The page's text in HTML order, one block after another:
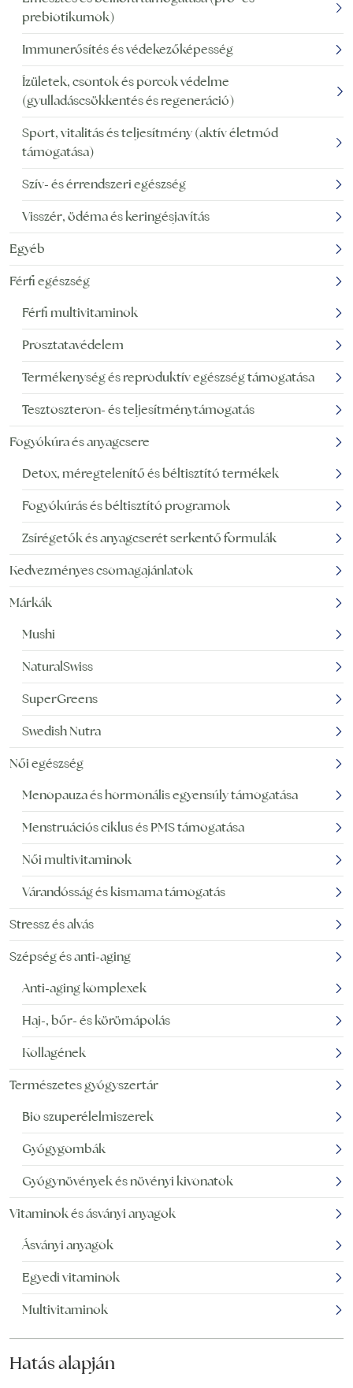
prebiotikumok)
Immunerősítés és védekezőképesség
Ízületek, csontok és porcok védelme
(gyulladáscsökkentés és regeneráció)
Sport, vitalitás és teljesítmény (aktív életmód
támogatása)
Szív- és érrendszeri egészség
Visszér, ödéma és keringésjavítás
Egyéb
Férfi egészség
Férfi multivitaminok
Prosztatavédelem
Termékenység és reproduktív egészség támogatása
Tesztoszteron- és teljesítménytámogatás
Fogyókúra és anyagcsere
Detox, méregtelenítő és béltisztító termékek
Fogyókúrás és béltisztító programok
Zsírégetők és anyagcserét serkentő formulák
Kedvezményes csomagajánlatok
Márkák
Mushi
NaturalSwiss
SuperGreens
Swedish Nutra
Női egészség
Menopauza és hormonális egyensúly támogatása
Menstruációs ciklus és PMS támogatása
Női multivitaminok
Várandósság és kismama támogatás
Stressz és alvás
Szépség és anti-aging
Anti-aging komplexek
Haj-, bőr- és körömápolás
Kollagének
Természetes gyógyszertár
Bio szuperélelmiszerek
Gyógygombák
Gyógynövények és növényi kivonatok
Vitaminok és ásványi anyagok
Ásványi anyagok
Egyedi vitaminok
Multivitaminok
Hatás alapján